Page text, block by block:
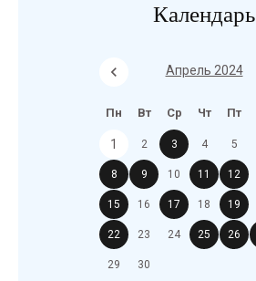
Календарь
Апрель 2024
Пн Вт Ср Чт Пт
1 2 3 4 5
8 9 10 11 12
15 16 17 18 19
22 23 24 25 26
29 30